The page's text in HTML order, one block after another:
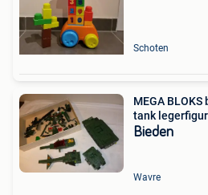
Schoten
MEGA
tank
Bieden
Wavre